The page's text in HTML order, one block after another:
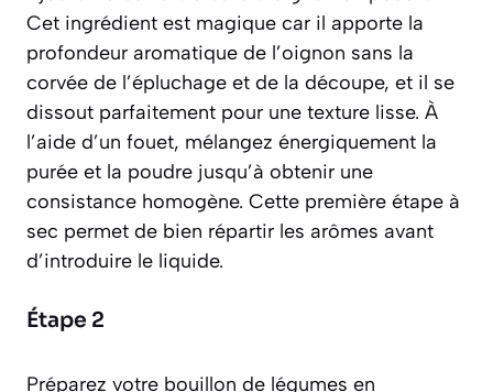
Cet ingrédient est magique car il apporte la
profondeur aromatique de l’oignon sans la
corvée de l’épluchage et de la découpe, et il se
dissout parfaitement pour une texture lisse. À
l’aide d’un fouet, mélangez énergiquement la
purée et la poudre jusqu’à obtenir une
consistance homogène. Cette première étape à
sec permet de bien répartir les arômes avant
d’introduire le liquide.
Étape 2
Préparez votre bouillon de légumes en